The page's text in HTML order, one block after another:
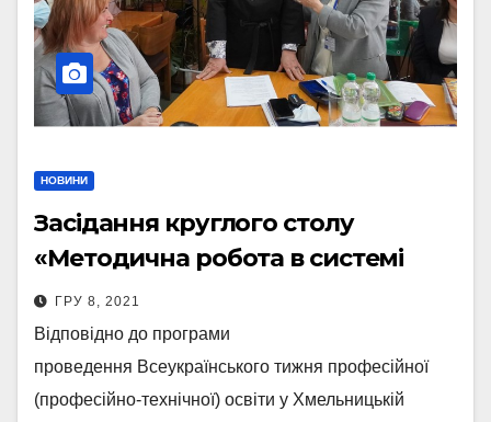
НОВИНИ
Засідання круглого столу
«Методична робота в системі
професійної освіти: практичний
аспект»
ГРУ 8, 2021
Відповідно до програми
проведення Всеукраїнського тижня професійної
(професійно-технічної) освіти у Хмельницькій